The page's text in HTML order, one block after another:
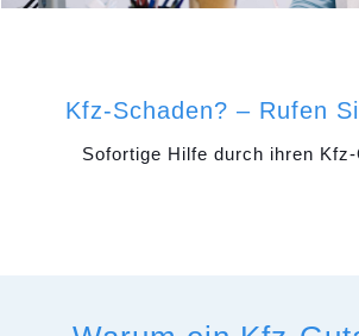
Kfz-Schaden? – Rufen
Sofortige Hilfe durch ihren